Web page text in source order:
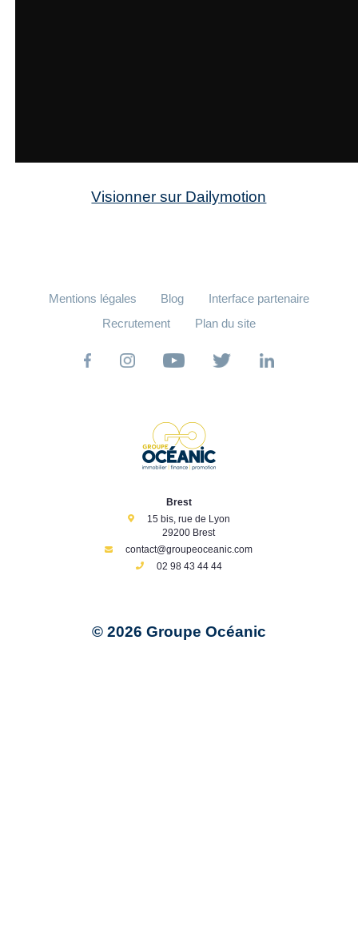
Visionner sur Dailymotion
Mentions légales Blog
Interface partenaire
Recrutement
Plan du site
Brest
15 bis, rue de Lyon
29200 Brest
contact@groupeoceanic.com
02 98 43 44 44
© 2026 Groupe Océanic